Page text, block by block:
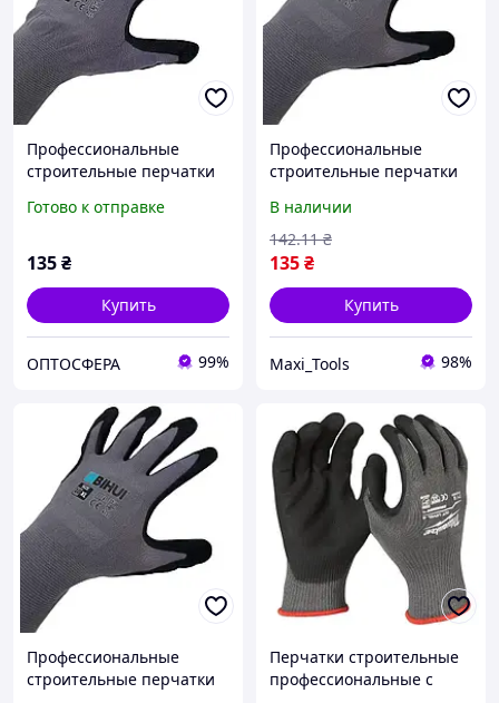
Профессиональные
строительные перчатки
(TGDXXL)
Готово к отправке
135₴
Купить
ОПТОСФЕРА 99%
Профессиональные
строительные перчатки
В наличии
135₴
142.11 ₴
Купить
Maxi_Tools 98%
Профессиональные
строительные перчатки
Перчатки строительные
профессиональные с